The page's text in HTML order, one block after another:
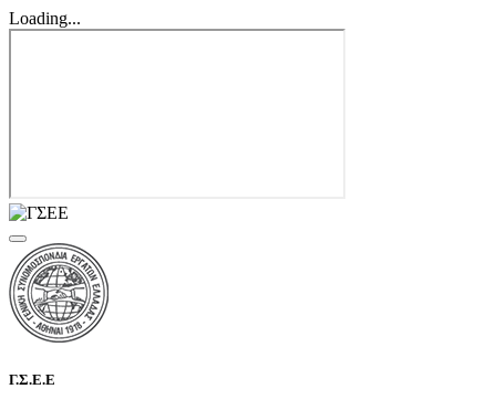
Loading...
Γ.Σ.Ε.Ε